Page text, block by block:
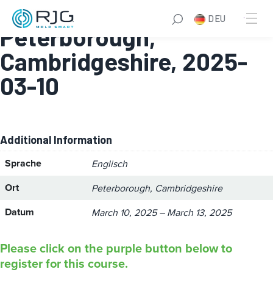
DEU
Design for Manufacture:
Peterborough,
Cambridgeshire, 2025-
03-10
Additional Information
Sprache Englisch
Ort Peterborough, Cambridgeshire
Datum March 10, 2025 – March 13, 2025
Please click on the purple button below to
register for this course.